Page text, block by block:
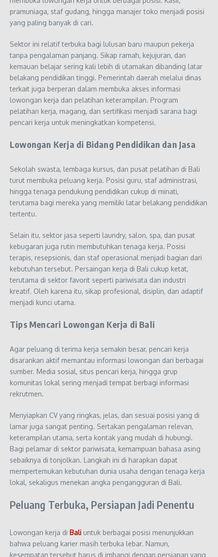
pramuniaga, staf gudang, hingga manajer toko menjadi posisi
yang paling banyak di cari.
Sektor ini relatif terbuka bagi lulusan baru maupun pekerja
tanpa pengalaman panjang. Sikap ramah, kejujuran, dan
kemauan belajar sering kali lebih di utamakan dibanding latar
belakang pendidikan tinggi. Pemerintah daerah melalui dinas
terkait juga berperan dalam membuka akses informasi
lowongan kerja dan pelatihan keterampilan. Program
pelatihan kerja, magang, dan sertifikasi menjadi sarana bagi
pencari kerja untuk meningkatkan kompetensi.
Lowongan Kerja di Bidang Pendidikan dan Jasa
Sekolah swasta, lembaga kursus, dan pusat pelatihan di Bali
turut membuka peluang kerja. Posisi guru, staf administrasi,
hingga tenaga pendukung pendidikan cukup di minati,
terutama bagi mereka yang memiliki latar belakang pendidikan
tertentu.
Selain itu, sektor jasa seperti laundry, salon, spa, dan pusat
kebugaran juga rutin membutuhkan tenaga kerja. Posisi
terapis, resepsionis, dan staf operasional menjadi bagian dari
kebutuhan tersebut. Persaingan kerja di Bali cukup ketat,
terutama di sektor favorit seperti pariwisata dan industri
kreatif. Oleh karena itu, sikap profesional, disiplin, dan adaptif
menjadi kunci utama.
Tips Mencari Lowongan Kerja di Bali
Agar peluang di terima kerja semakin besar, pencari kerja
disarankan aktif memantau informasi lowongan dari berbagai
sumber. Media sosial, situs pencari kerja, hingga grup
komunitas lokal sering menjadi tempat berbagi informasi
rekrutmen.
Menyiapkan CV yang ringkas, jelas, dan sesuai posisi yang di
lamar juga sangat penting. Sertakan pengalaman relevan,
keterampilan utama, serta kontak yang mudah di hubungi.
Bagi pelamar di sektor pariwisata, kemampuan bahasa asing
sebaiknya di tonjolkan. Langkah ini di harapkan dapat
mempertemukan kebutuhan dunia usaha dengan tenaga kerja
lokal, sekaligus menekan angka pengangguran di Bali.
Peluang Terbuka, Persiapan Jadi Penentu
Lowongan kerja di Bali untuk berbagai posisi menunjukkan
bahwa peluang karier masih terbuka lebar. Namun,
kesempatan tersebut harus di imbangi dengan persiapan yang